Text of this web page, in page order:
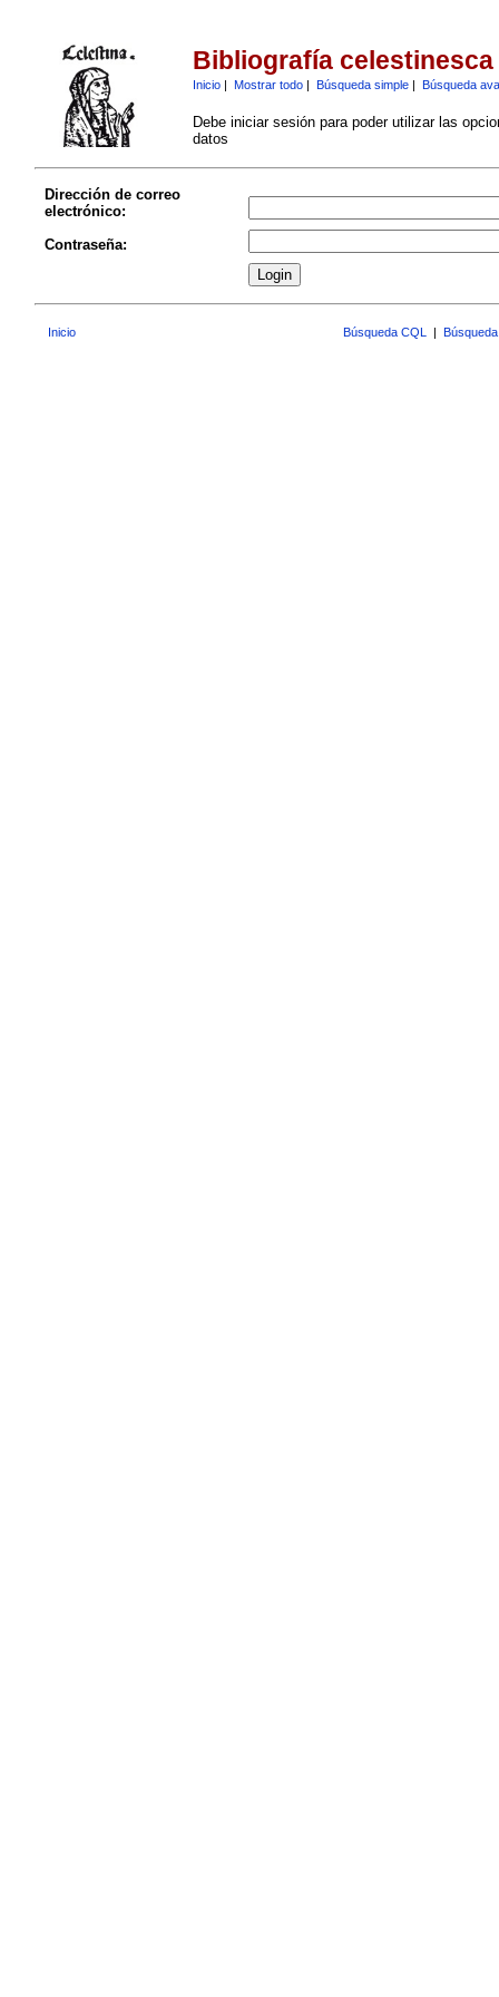
Bibliografía celestinesca
Inicio| Mostrar todo| Búsqueda simple| Búsqueda
Debe iniciar sesión para poder utilizar las
datos
Dirección de correo
electrónico:
Contraseña:
Inicio Búsqueda CQL |